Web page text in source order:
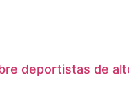
deportistas de